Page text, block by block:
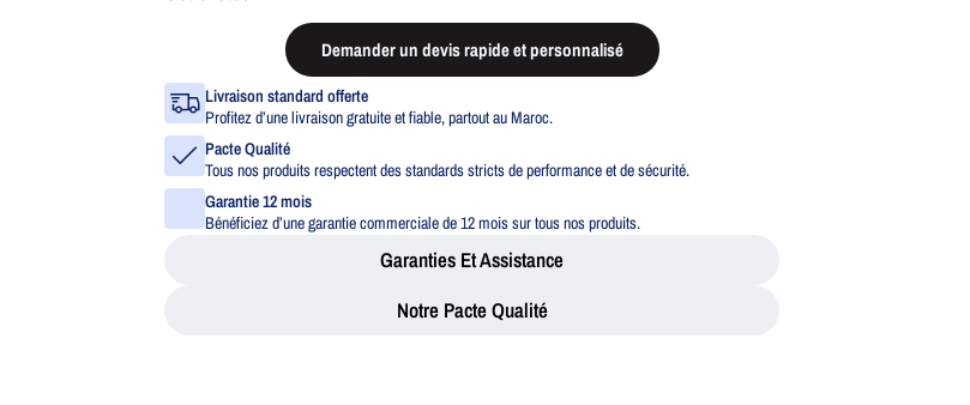
Demander un devis rapide et personnalisé
Livraison standard offerte
Profitez d’une livraison gratuite et fiable, partout au Maroc.
Pacte Qualité
Tous nos produits respectent des standards stricts de performance et de sécurité.
Garantie 12 mois
Bénéficiez d’une garantie commerciale de 12 mois sur tous nos produits.
Garanties Et Assistance
Notre Pacte Qualité